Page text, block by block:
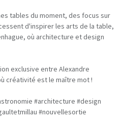
tables du moment, des focus sur
d'inspirer les arts de la table,
où architecture et design
exclusive entre Alexandre
créativité est le maître mot !
#architecture #design
#nouvellesortie